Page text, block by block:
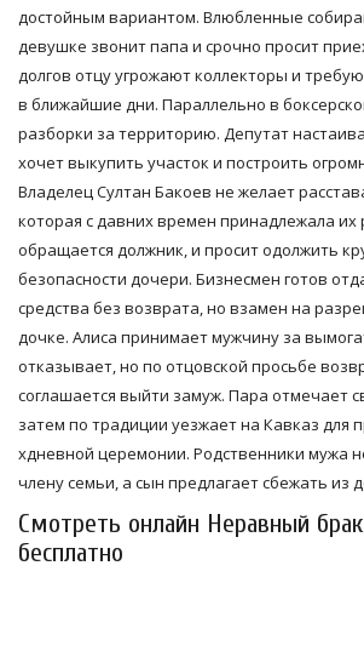
достойным вариантом. Влюбленные
девушке звонит папа и срочно просит
долгов отцу угрожают коллекторы и
в ближайшие дни. Параллельно в
разборки за территорию. Депутат
хочет выкупить участок и построить
Владелец Султан Бакоев не желает
которая с давних времен принадлежала их
обращается должник, и просит одолжить
безопасности дочери. Бизнесмен готов
средства без возврата, но взамен на
дочке. Алиса принимает мужчину за
отказывает, но по отцовской просьбе
соглашается выйти замуж. Пара отмечает
затем по традиции уезжает на Кавказ для
хдневной церемонии. Родственники мужа
члену семьи, а сын предлагает сбежать из
Смотреть онлайн Неравный брак
бесплатно